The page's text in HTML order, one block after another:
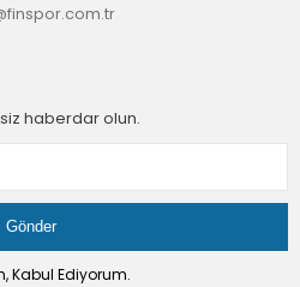
haberdar olun.
Kabul Ediyorum.